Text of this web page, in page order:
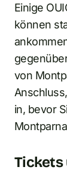
Einige
können
von
in, bevor
Tickets